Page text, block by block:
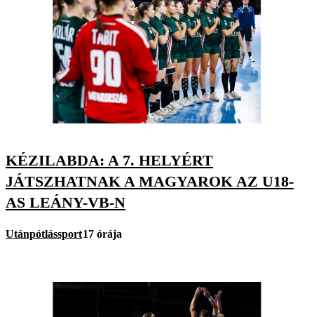
KÉZILABDA: A 7. HELYÉRT
JÁTSZHATNAK A MAGYAROK AZ U18-
AS LEÁNY-VB-N
Utánpótlássport17 órája